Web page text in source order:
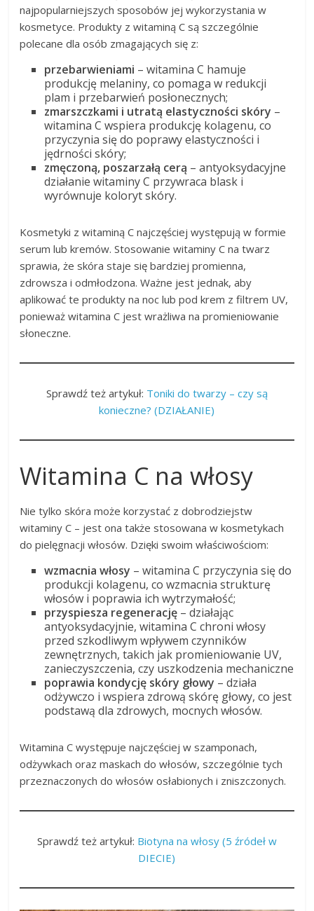
najpopularniejszych sposobów jej wykorzystania w
kosmetyce. Produkty z witaminą C są szczególnie
polecane dla osób zmagających się z:
przebarwieniami – witamina C hamuje
produkcję melaniny, co pomaga w redukcji
plam i przebarwień posłonecznych;
zmarszczkami i utratą elastyczności skóry –
witamina C wspiera produkcję kolagenu, co
przyczynia się do poprawy elastyczności i
jędrności skóry;
zmęczoną, poszarzałą cerą – antyoksydacyjne
działanie witaminy C przywraca blask i
wyrównuje koloryt skóry.
Kosmetyki z witaminą C najczęściej występują w formie
serum lub kremów. Stosowanie witaminy C na twarz
sprawia, że skóra staje się bardziej promienna,
zdrowsza i odmłodzona. Ważne jest jednak, aby
aplikować te produkty na noc lub pod krem z filtrem UV,
ponieważ witamina C jest wrażliwa na promieniowanie
słoneczne.
Sprawdź też artykuł: Toniki do twarzy – czy są
konieczne? (DZIAŁANIE)
Witamina C na włosy
Nie tylko skóra może korzystać z dobrodziejstw
witaminy C – jest ona także stosowana w kosmetykach
do pielęgnacji włosów. Dzięki swoim właściwościom:
wzmacnia włosy – witamina C przyczynia się do
produkcji kolagenu, co wzmacnia strukturę
włosów i poprawia ich wytrzymałość;
przyspiesza regenerację – działając
antyoksydacyjnie, witamina C chroni włosy
przed szkodliwym wpływem czynników
zewnętrznych, takich jak promieniowanie UV,
zanieczyszczenia, czy uszkodzenia mechaniczne
poprawia kondycję skóry głowy – działa
odżywczo i wspiera zdrową skórę głowy, co jest
podstawą dla zdrowych, mocnych włosów.
Witamina C występuje najczęściej w szamponach,
odżywkach oraz maskach do włosów, szczególnie tych
przeznaczonych do włosów osłabionych i zniszczonych.
Sprawdź też artykuł: Biotyna na włosy (5 źródeł w
DIECIE)